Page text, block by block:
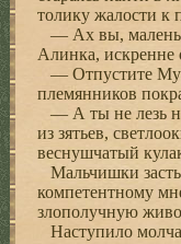
толику жалости к
— Ах вы,
Алинка,
— Отпустите
племянников
— А ты не лезь
из зятьев,
веснушчатый
Мальчишки
компетентному
злополучную
Наступило